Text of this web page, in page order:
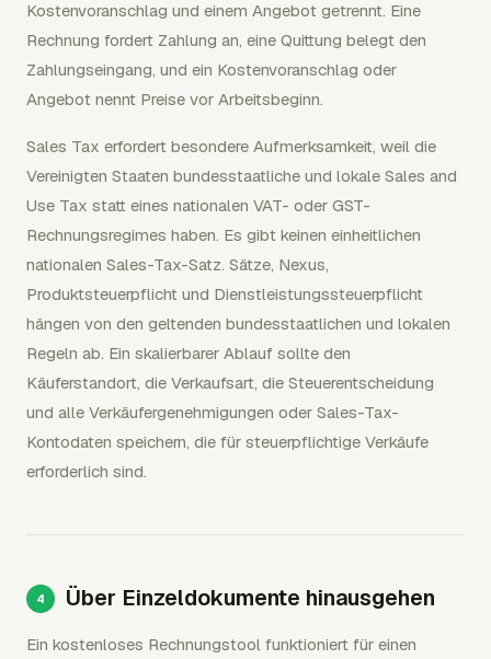
Kostenvoranschlag und einem Angebot getrennt. Eine
Rechnung fordert Zahlung an, eine Quittung belegt den
Zahlungseingang, und ein Kostenvoranschlag oder
Angebot nennt Preise vor Arbeitsbeginn.
Sales Tax erfordert besondere Aufmerksamkeit, weil die
Vereinigten Staaten bundesstaatliche und lokale Sales and
Use Tax statt eines nationalen VAT- oder GST-
Rechnungsregimes haben. Es gibt keinen einheitlichen
nationalen Sales-Tax-Satz. Sätze, Nexus,
Produktsteuerpflicht und Dienstleistungssteuerpflicht
hängen von den geltenden bundesstaatlichen und lokalen
Regeln ab. Ein skalierbarer Ablauf sollte den
Käuferstandort, die Verkaufsart, die Steuerentscheidung
und alle Verkäufergenehmigungen oder Sales-Tax-
Kontodaten speichern, die für steuerpflichtige Verkäufe
erforderlich sind.
Über Einzeldokumente hinausgehen
Ein kostenloses Rechnungstool funktioniert für einen